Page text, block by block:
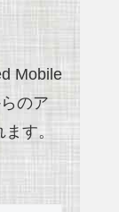
Mobile
のア
す。